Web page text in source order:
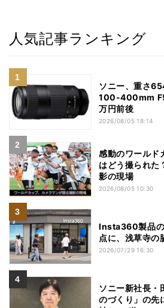
人気記事ランキング
ソニー、重さ
100-400mm
万円前後
2026/08/05 18:14
感動のワールド
はどう撮られ
影の現場
2026/08/05 10:30
Insta360製品の
点に、浅草寺の
2026/07/29 16:30
ソニー新社長・
のづくり」の先